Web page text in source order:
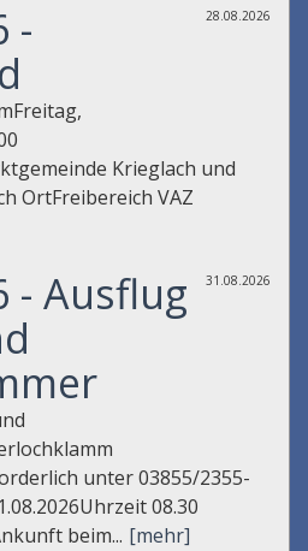
28.08.2026
-
Krieglach und
OrtFreibereich VAZ
31.08.2026
- Ausflug
unter 03855/2355-
08.30
beim... [mehr]